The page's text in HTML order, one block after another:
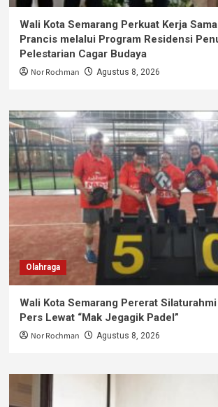
Wali Kota Semarang Perkuat Kerja
Prancis melalui Program Residensi
Pelestarian Cagar Budaya
Nor Rochman Agustus 8, 2026
Olahraga
Wali Kota Semarang Pererat
Pers Lewat “Mak Jegagik Padel”
Nor Rochman Agustus 8, 2026